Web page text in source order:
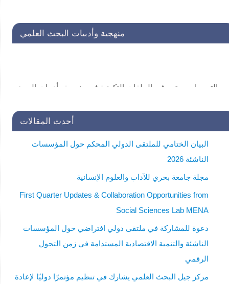
منهجية وأدبيات البحث العلمي
التسجيل مستمر في الحلقات التكونية في منهجية وأدبيات البحث
أحدث المقالات
البيان الختامي للملتقى الدولي المحكم حول المؤسسات
الناشئة 2026
مجلة جامعة بحري للآداب والعلوم الإنسانية
First Quarter Updates & Collaboration Opportunities from
Social Sciences Lab MENA
دعوة للمشاركة في ملتقى دولي افتراضي حول المؤسسات
الناشئة والتنمية الاقتصادية المستدامة في زمن التحول
الرقمي
مركز جيل البحث العلمي يشارك في تنظيم مؤتمرًا دوليًا لإعادة